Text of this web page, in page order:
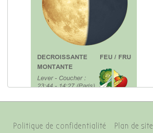
Menu
Politique de confidentialité Plan de site